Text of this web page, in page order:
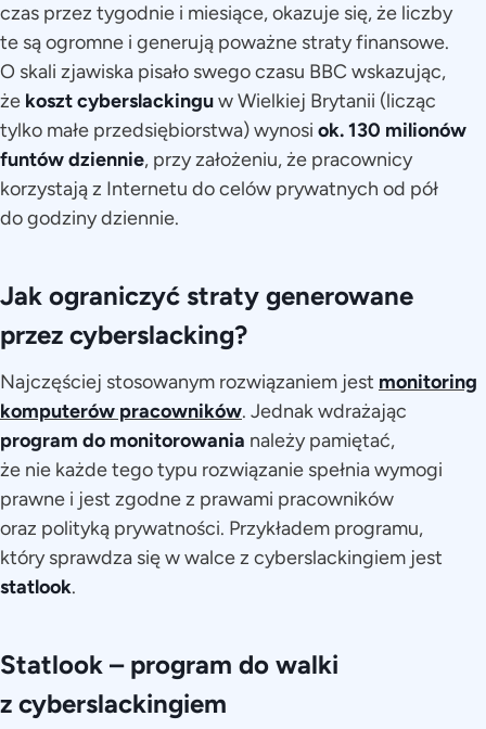
czas przez tygodnie i miesiące, okazuje się, że liczby
te są ogromne i generują poważne straty finansowe.
O skali zjawiska pisało swego czasu BBC wskazując,
że koszt cyberslackinguw Wielkiej Brytanii (licząc
tylko małe przedsiębiorstwa) wynosi ok. 130 milionów
funtów dziennie, przy założeniu, że pracownicy
korzystają z Internetu do celów prywatnych od pół
do godziny dziennie.
Jak ograniczyć straty generowane
przez cyberslacking?
Najczęściej stosowanym rozwiązaniem jest monitoring
komputerów pracowników. Jednak wdrażając
program do monitorowania należy pamiętać,
że nie każde tego typu rozwiązanie spełnia wymogi
prawne i jest zgodne z prawami pracowników
oraz polityką prywatności. Przykładem programu,
który sprawdza się w walce z cyberslackingiem jest
statlook.
Statlook – program do walki
z cyberslackingiem